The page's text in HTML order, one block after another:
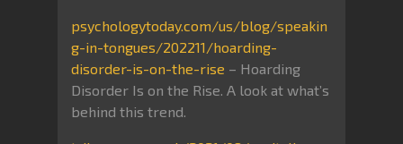
psychologytoday.com/us/blog/speakin
g-in-tongues/202211/hoarding-
disorder-is-on-the-rise – Hoarding
Disorder Is on the Rise. A look at what’s
behind this trend.